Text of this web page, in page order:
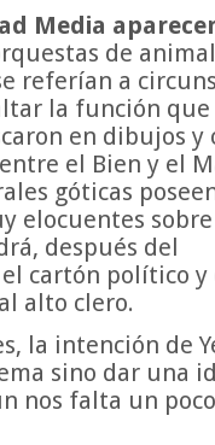
Media
de
referían a
la función que
en dibujos y
el Bien y el
góticas
elocuentes
después del
cartón político y
alto clero.
la intención de
sino dar una
nos falta un